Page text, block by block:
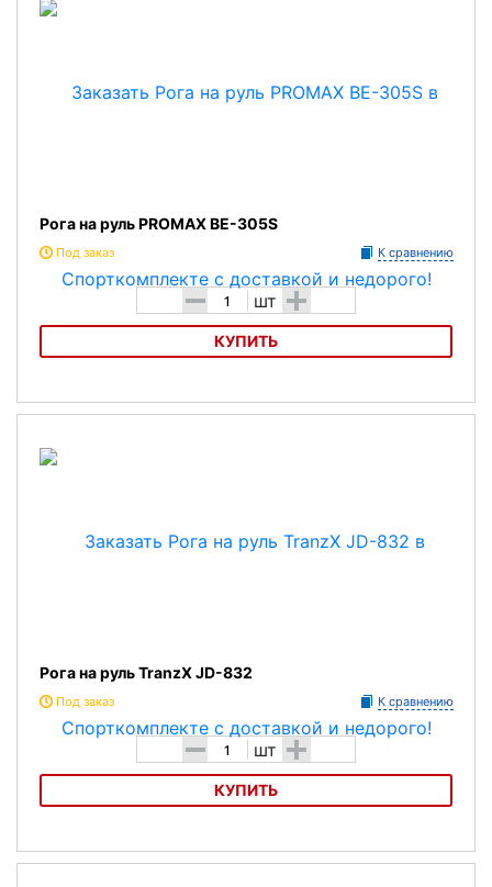
Рога на руль PROMAX BE-305S
Под заказ К сравнению
- шт +
КУПИТЬ
Рога на руль PROMAX BE-305S
Рога на руль TranzX JD-832
Под заказ К сравнению
- шт +
КУПИТЬ
Рога на руль TranzX JD-832